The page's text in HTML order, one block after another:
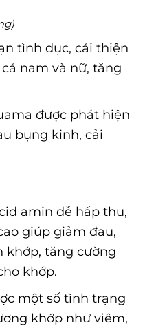
tình dục, cải thiện
nam và nữ, tăng
được phát hiện
bụng kinh, cải
amin dễ hấp thu,
giúp giảm đau,
khớp, tăng cường
khớp.
một số tình trạng
khớp như viêm,